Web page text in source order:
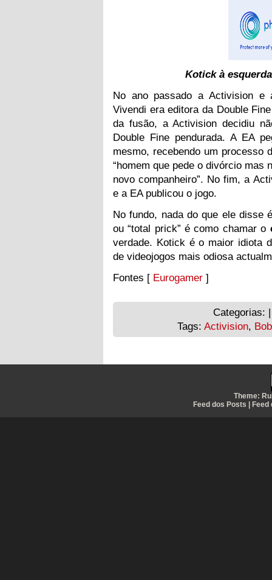
Kotick à
No ano passado a Activision e
Vivendi era editora da Double
da fusão, a Activision decidiu
Double Fine pendurada. A EA
mesmo, recebendo um processo
“homem que pede o divórcio mas
novo companheiro”. No fim, a
e a EA publicou o jogo.
No fundo, nada do que ele disse
ou “total prick” é como chamar o
verdade. Kotick é o maior idiota
de videojogos mais odiosa
Fontes [ Eurogamer ]
Categorias:
Tags: Activision,
Theme:
Feed dos Posts | Feed